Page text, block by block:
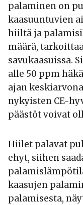
palaminen on
kaasuuntuvien
hiiltä ja
määrä,
savukaasuissa.
alle 50 ppm
ajan
nykyisten CE-
päästöt voivat
Hiilet palavat
ehyt, siihen
kaasujen
palamisesta,